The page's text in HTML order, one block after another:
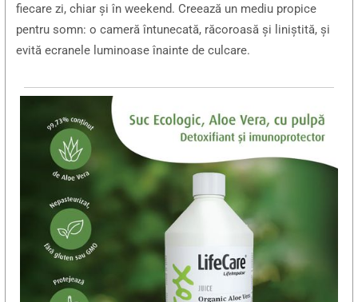
fiecare zi, chiar și în weekend. Creează un mediu propice
pentru somn: o cameră întunecată, răcoroasă și liniștită, și
evită ecranele luminoase înainte de culcare.